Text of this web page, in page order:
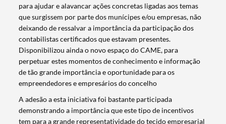
para ajudar e alavancar ações concretas ligadas aos temas
que surgissem por parte dos munícipes e/ou empresas, não
deixando de ressalvar a importância da participação dos
contabilistas certificados que estavam presentes.
Disponibilizou ainda o novo espaço do CAME, para
perpetuar estes momentos de conhecimento e informação
de tão grande importância e oportunidade para os
empreendedores e empresários do concelho
A adesão a esta iniciativa foi bastante participada
demonstrando a importância que este tipo de incentivos
tem para a grande representatividade do tecido empresarial